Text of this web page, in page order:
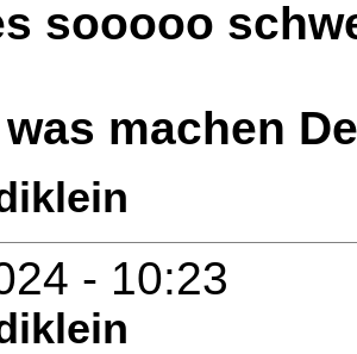
sooooo
machen
- 10:23